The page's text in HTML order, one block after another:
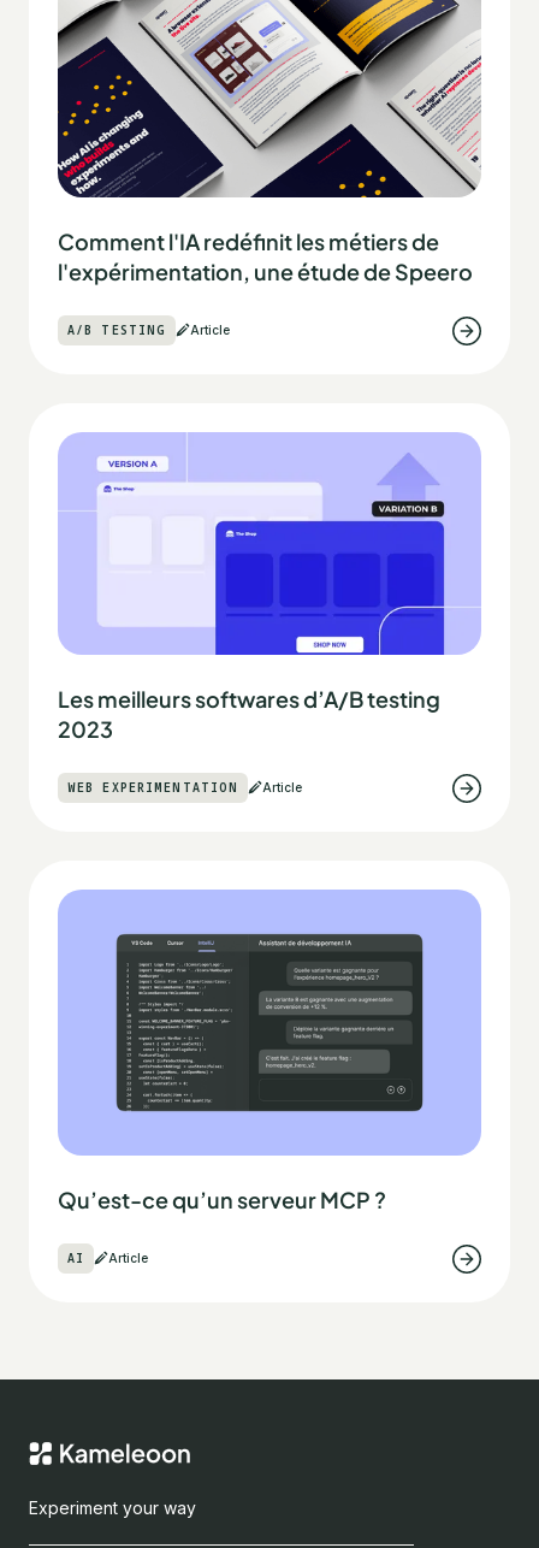
Comment l'IA redéfinit les métiers de
l'expérimentation, une étude de Speero
A/B TESTING Article
Les meilleurs softwares d’A/B testing
2023
WEB EXPERIMENTATION Article
Qu’est-ce qu’un serveur MCP ?
AI Article
Experiment your way